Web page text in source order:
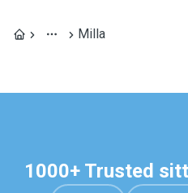
Milla
1000+ Trusted